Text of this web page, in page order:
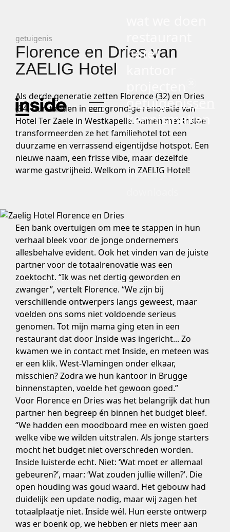
hotel
getuigenissen
kennismaken
blog
over ons
werkwijze
getuigenis
Florence en Dries van
ZAELIG Hotel
Als derde generatie zetten Florence (32) en Dries
(34) hun tanden in een grondige renovatie van
Hotel Ter Zaele in Westkapelle. Samen met Inside
transformeerden ze het familiehotel tot een
duurzame en verrassend eigentijdse hotspot. Een
nieuwe naam, een frisse vibe, maar dezelfde
warme gastvrijheid. Welkom in ZAELIG Hotel!
Een bank overtuigen om mee te stappen in hun
verhaal bleek voor de jonge ondernemers
allesbehalve evident. Ook het vinden van de juiste
partner voor de totaalrenovatie was een
zoektocht. “Ik was net dertig geworden en
zwanger”, vertelt Florence. “We zijn bij
verschillende ontwerpers langs geweest, maar
voelden ons soms niet voldoende serieus
genomen. Tot mijn mama ging eten in een
restaurant dat door Inside was ingericht... Zo
kwamen we in contact met Inside, en meteen was
er een klik. West-Vlamingen onder elkaar,
misschien? Zodra we hun kantoor in Brugge
binnenstapten, voelde het gewoon goed.”
Voor Florence en Dries was het belangrijk dat hun
partner hen begreep én binnen het budget bleef.
“We hadden een moodboard mee en wisten goed
welke vibe we wilden uitstralen. Als jonge starters
mocht het budget niet overschreden worden.
Inside luisterde echt. Niet: ‘Wat moet er allemaal
gebeuren?’, maar: ‘Wat zouden jullie willen?’. Die
open houding was goud waard. Het gebouw had
duidelijk een update nodig, maar wij zagen het
totaalplaatje niet. Inside wél. Hun eerste ontwerp
was er boenk op, we hebben er niets meer aan